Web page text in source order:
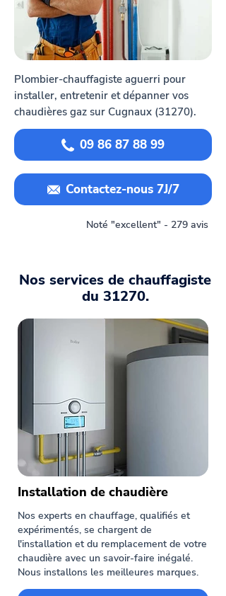
Plombier-chauffagiste aguerri pour
installer, entretenir et dépanner vos
chaudières gaz sur Cugnaux (31270).
09 86 87 88 99
Contactez-nous 7J/7
Noté "excellent" - 279 avis
Nos services de chauffagiste
du 31270.
Installation de chaudière
Nos experts en chauffage, qualifiés et
expérimentés, se chargent de
l'installation et du remplacement de votre
chaudière avec un savoir-faire inégalé.
Nous installons les meilleures marques.